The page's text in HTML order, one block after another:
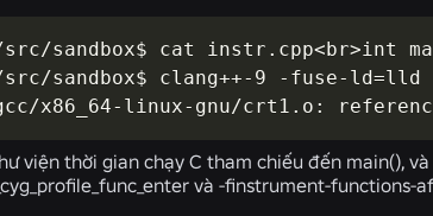
sandbox$ cat instr.cpp<br>int
sandbox$ clang++-9 -fuse-ld=lld
x86_64-linux-gnu/crt1.o:
viện thời gian chạy C tham chiếu đến main(),
__cyg_profile_func_enter và -finstrument-functions-